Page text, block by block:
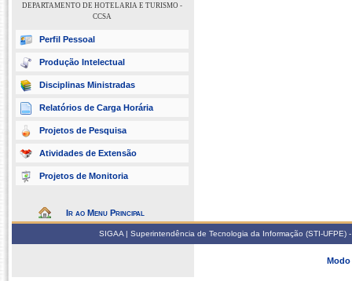
DEPARTAMENTO DE HOTELARIA E TURISMO -
CCSA
Perfil Pessoal
Produção Intelectual
Disciplinas Ministradas
Relatórios de Carga Horária
Projetos de Pesquisa
Atividades de Extensão
Projetos de Monitoria
Ir ao Menu Principal
SIGAA | Superintendência de Tecnologia da Informação (STI-
Modo